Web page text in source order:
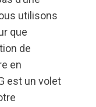
utilisons
que
de
en
est un volet